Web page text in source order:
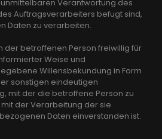
Verantwortung des
Auftragsverarbeiters befugt sind,
Daten zu verarbeiten.
der betroffenen Person freiwillig für
Weise und
Willensbekundung in Form
sonstigen eindeutigen
mit der die betroffene Person zu
der Verarbeitung der sie
Daten einverstanden ist.